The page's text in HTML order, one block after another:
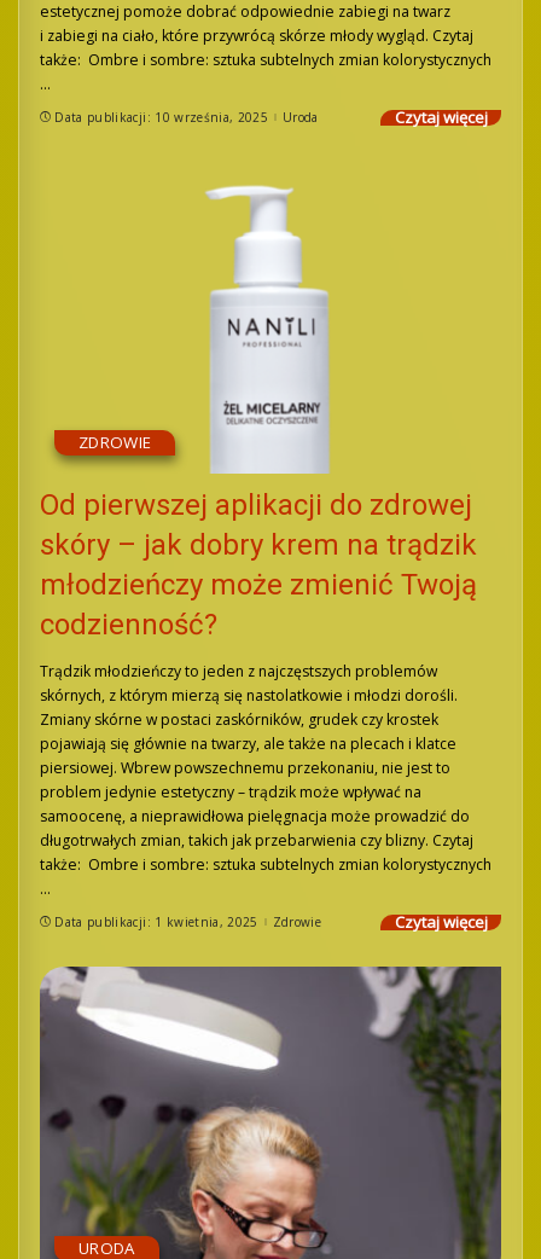
estetycznej pomoże dobrać odpowiednie zabiegi na twarz
i zabiegi na ciało, które przywrócą skórze młody wygląd. Czytaj
także: Ombre i sombre: sztuka subtelnych zmian kolorystycznych
...
Data publikacji: 10 września, 2025 Uroda Czytaj więcej
ZDROWIE
Od pierwszej aplikacji do zdrowej
skóry – jak dobry krem na trądzik
młodzieńczy może zmienić Twoją
codzienność?
Trądzik młodzieńczy to jeden z najczęstszych problemów
skórnych, z którym mierzą się nastolatkowie i młodzi dorośli.
Zmiany skórne w postaci zaskórników, grudek czy krostek
pojawiają się głównie na twarzy, ale także na plecach i klatce
piersiowej. Wbrew powszechnemu przekonaniu, nie jest to
problem jedynie estetyczny – trądzik może wpływać na
samoocenę, a nieprawidłowa pielęgnacja może prowadzić do
długotrwałych zmian, takich jak przebarwienia czy blizny. Czytaj
także: Ombre i sombre: sztuka subtelnych zmian kolorystycznych
...
Data publikacji: 1 kwietnia, 2025 Zdrowie Czytaj więcej
URODA